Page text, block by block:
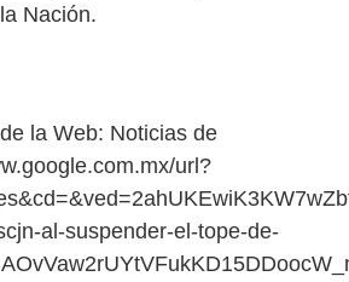
Nación.
la Web: Noticias de
url?
al-suspender-el-tope-de-